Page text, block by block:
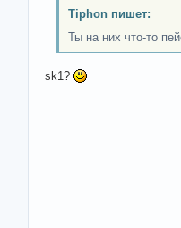
Tiphon пишет:
Ты на них что-то
sk1?